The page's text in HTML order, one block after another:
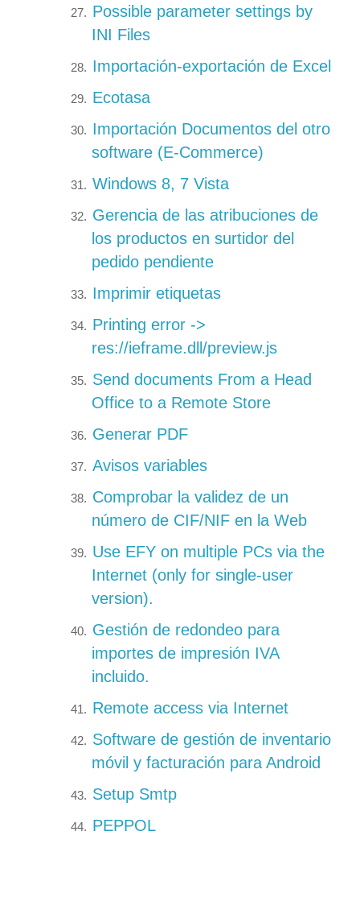
Possible parameter settings by
INI Files
Importación-exportación de Excel
Ecotasa
Importación Documentos del otro
software (E-Commerce)
Windows 8, 7 Vista
Gerencia de las atribuciones de
los productos en surtidor del
pedido pendiente
Imprimir etiquetas
Printing error ->
res://ieframe.dll/preview.js
Send documents From a Head
Office to a Remote Store
Generar PDF
Avisos variables
Comprobar la validez de un
número de CIF/NIF en la Web
Use EFY on multiple PCs via the
Internet (only for single-user
version).
Gestión de redondeo para
importes de impresión IVA
incluido.
Remote access via Internet
Software de gestión de inventario
móvil y facturación para Android
Setup Smtp
PEPPOL